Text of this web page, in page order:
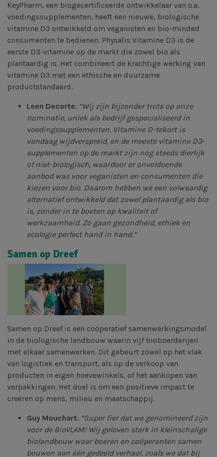
KeyPharm, een biogecertificeerde ontwikkelaar van o.a.
voedingssupplementen, heeft een nieuwe, biologische
vitamine D3 ontwikkeld om veganisten en bio-minded
consumenten te bedienen. Physalis Vitamine D3 is de
eerste D3-vitamine op de markt die zowel bio als
plantaardig is. Het combineert de krachtige werking van
vitamine D3 met een ethische en duurzame
productstandaard.
Leen Decorte: “Wij zijn bijzonder trots op onze
nominatie, uniek als bedrijf gespecialiseerd in
voedingssupplementen. Vitamine D-tekort is
vandaag wijdverspreid, en de meeste vitamine D3-
supplementen op de markt zijn nog steeds dierlijk
of niet-biologisch, waardoor er onvoldoende
aanbod was voor veganisten en consumenten die
kiezen voor bio. Daarom hebben we een volwaardig
alternatief ontwikkeld dat zowel plantaardig als bio
is, zonder in te boeten op kwaliteit of
werkzaamheid. Zo gaan gezondheid, ethiek en
ecologie perfect hand in hand.”
Samen op Dreef
Samen op Dreef is een coöperatief samenwerkingsmodel
in de biologische landbouw waarin vijf bioboerderijen
met elkaar samenwerken. Dit gebeurt zowel op het vlak
van logistiek en transport, als op de verkoop van
producten in eigen hoevewinkels, of het aankopen van
verpakkingen. Het doel is om een positieve impact te
creëren op mens, milieu en maatschappij.
Guy Mouchart: “Super fier dat we genomineerd zijn
voor de BioVLAM! Wij geloven sterk in kleinschalige
biolandbouw waar boeren en coöperanten samen
bouwen aan één gedeeld verhaal, zoals we dat bij